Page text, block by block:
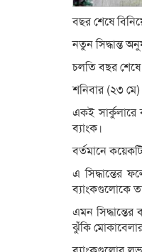
বছর শেষে
নতুন সিদ্ধান্ত
চলতি বছর শেষে
শনিবার (২৩ মে)
একই সার্কুলারে
ব্যাংক।
বর্তমানে
এ সিদ্ধান্তের
ব্যাংকগুলোকে
এমন
ঝুঁকি মোকাবেলার